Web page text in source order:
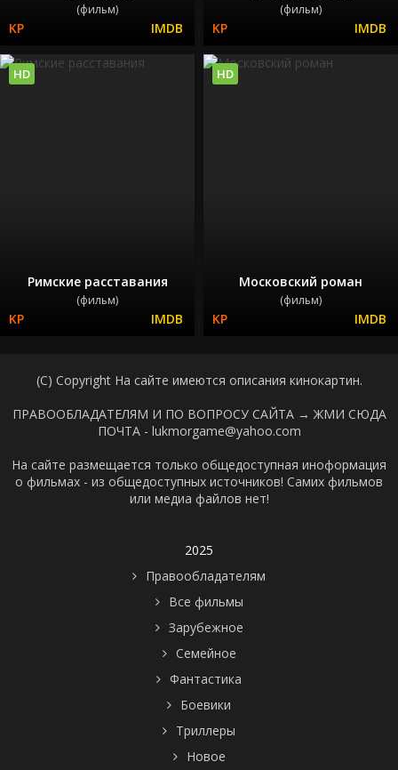
(фильм) (фильм)
Римские расставания
(фильм)
HD
Московский роман
(фильм)
HD
(C) Copyright На сайте имеются описания кинокартин.
ПРАВООБЛАДАТЕЛЯМ И ПО ВОПРОСУ САЙТА → ЖМИ СЮДА
ПОЧТА - lukmorgame@yahoo.com
На сайте размещается только общедоступная иноформация
о фильмах - из общедоступных источников! Самих фильмов
или медиа файлов нет!
2025
Правообладателям
Все фильмы
Зарубежное
Семейное
Фантастика
Боевики
Триллеры
Новое